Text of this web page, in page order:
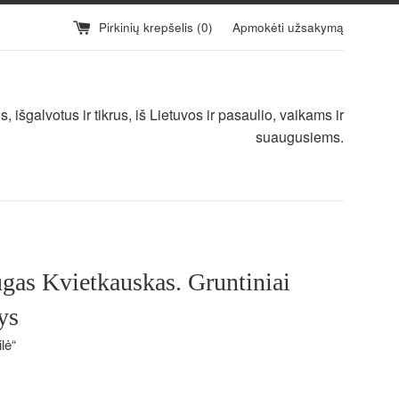
Pirkinių krepšelis (0) Apmokėti užsakymą
išgalvotus ir tikrus, iš Lietuvos ir pasaulio, vaikams ir
suaugusiems.
Kvietkauskas. Gruntiniai